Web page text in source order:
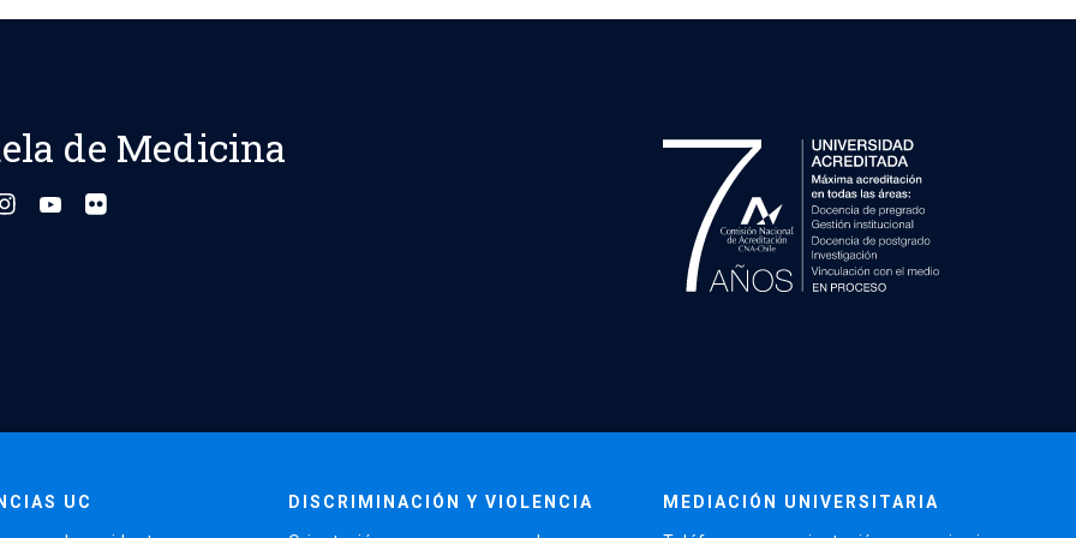
de Medicina
UC DISCRIMINACIÓN Y VIOLENCIA MEDIACIÓN UNIVERSITARIA